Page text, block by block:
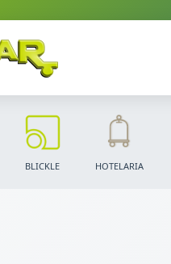
BLICKLE HOTELARIA